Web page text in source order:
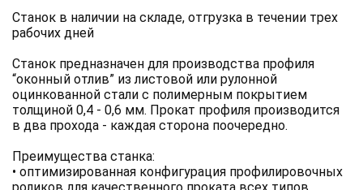
Станок в наличии на складе, отгрузка в течении трех
рабочих дней
Станок предназначен для производства профиля
“оконный отлив” из листовой или рулонной
оцинкованной стали с полимерным покрытием
толщиной 0,4 - 0,6 мм. Прокат профиля производится
в два прохода - каждая сторона поочередно.
Преимущества станка:
• оптимизированная конфигурация профилировочных